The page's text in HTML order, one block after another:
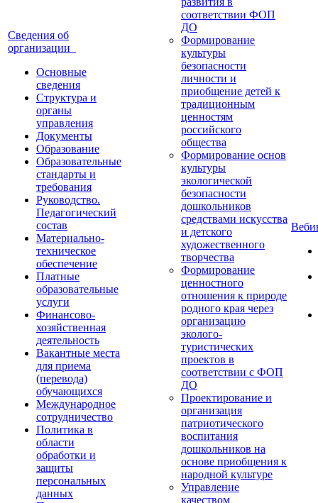
Сведения об
организации
Основные
сведения
Структура и
органы
управления
Документы
Образование
Образовательные
стандарты и
требования
Руководство.
Педагогический
состав
Материально-
техническое
обеспечение
Платные
образовательные
услуги
Финансово-
хозяйственная
деятельность
Вакантные места
для приема
(перевода)
обучающихся
Международное
сотрудничество
Политика в
области
обработки и
защиты
персональных
данных
соответствии ФОП
ДО
Формирование
культуры
безопасности
личности и
приобщение детей к
традиционным
ценностям
российского
общества
Формирование основ
культуры
экологической
безопасности
дошкольников
средствами искусства
и детского
художественного
творчества
Формирование
ценностного
отношения к природе
родного края через
организацию
эколого-
туристических
проектов в
соответствии с ФОП
ДО
Проектирование и
организация
патриотического
воспитания
дошкольников на
основе приобщения к
народной культуре
Управление
качеством